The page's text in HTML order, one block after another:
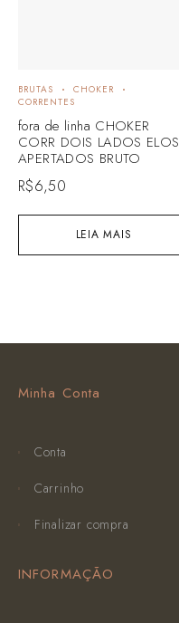
LEIA MAIS
BRUTAS
CHOKER
CORRENTES
fora de linha CHOKER
CORR DOIS LADOS ELOS
APERTADOS BRUTO
R$6,50
Minha Conta
Conta
Carrinho
Finalizar compra
INFORMAÇÃO